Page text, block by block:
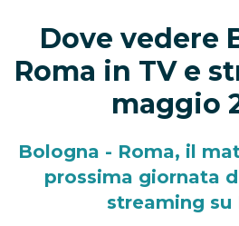
Dove vedere
Roma in TV e
maggio
Bologna - Roma, il
prossima giornata
streaming su